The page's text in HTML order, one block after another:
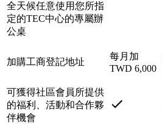
全天候任意使用您所指
定的TEC中心的專屬辦
公桌
加購工商登記地址
每月加
TWD 6,000
可獲得社區會員所提供
的福利、活動和合作夥
伴機會